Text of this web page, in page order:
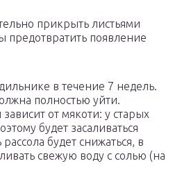
прикрыть листьями
предотвратить появление
в течение 7 недель.
полностью уйти.
от мякоти: у старых
будет засаливаться
будет снижаться, в
свежую воду с солью (на